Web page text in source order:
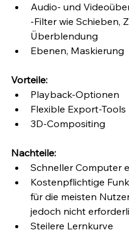
Audio- und
-Filter wie Schieben,
Überblendung
Ebenen, Maskierung
Vorteile:
Playback-Optionen
Flexible Export-Tools
3D-Compositing
Nachteile:
Schneller Computer
Kostenpflichtige
für die meisten
jedoch nicht
Steilere Lernkurve